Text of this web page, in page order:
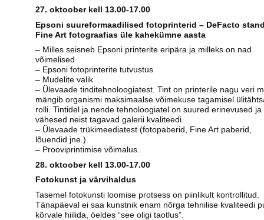
27. oktoober kell 13.00-17.00
Epsoni suureformaadilised fotoprinterid – DeFacto
Fine Art fotograafias üle kahekümne aasta
– Milles seisneb Epsoni printerite eripära ja milleks on nad
võimelised
– Epsoni fotoprinterite tutvustus
– Mudelite valik
– Ülevaade tinditehnoloogiatest. Tint on printerile nagu veri
mängib organismi maksimaalse võimekuse tagamisel
rolli. Tintidel ja nende tehnoloogiatel on suured erinevused ja
vähesed neist tagavad galerii kvaliteedi.
– Ülevaade trükimeediatest (fotopaberid, Fine Art paberid,
lõuendid jne.).
– Prooviprintimise võimalus.
28. oktoober kell 13.00-17.00
Fotokunst ja värvihaldus
Tasemel fotokunsti loomise protsess on piinlikult kontrollitud.
Tänapäeval ei saa kunstnik enam nõrga tehnilise kvaliteedi
kõrvale hiilida, öeldes “see oligi taotlus”.